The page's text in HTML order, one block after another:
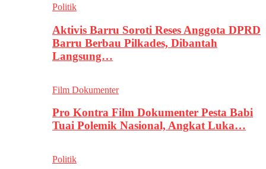
Politik
Aktivis Barru Soroti Reses Anggota DPRD
Barru Berbau Pilkades, Dibantah
Langsung…
Film Dokumenter
Pro Kontra Film Dokumenter Pesta Babi
Tuai Polemik Nasional, Angkat Luka…
Politik